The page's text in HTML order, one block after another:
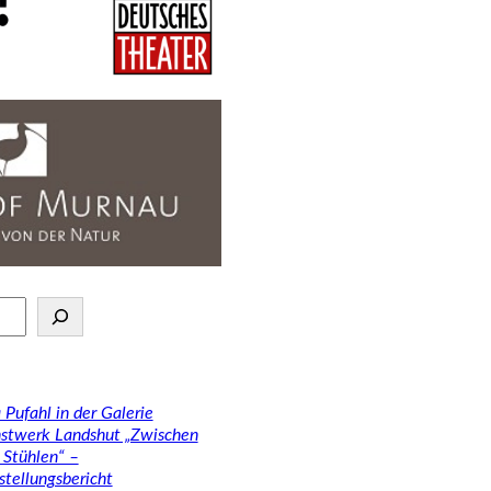
Pufahl in der Galerie
Landshut „Zwischen
–